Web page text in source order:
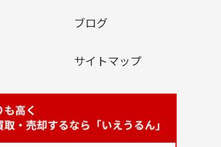
ブログ
サイトマップ